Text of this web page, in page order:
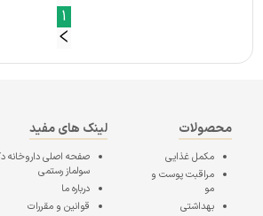
1
محصولات
مکمل غذایی
مراقبت پوست و
مو
بهداشتی
لینک های مفید
صفحه اصلیداروخانه
سولماز رستمی
درباره ما
قوانین و مقررات